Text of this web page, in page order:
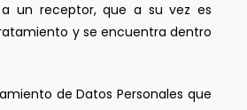
a un receptor, que a su vez es
y se encuentra dentro
de Datos Personales que